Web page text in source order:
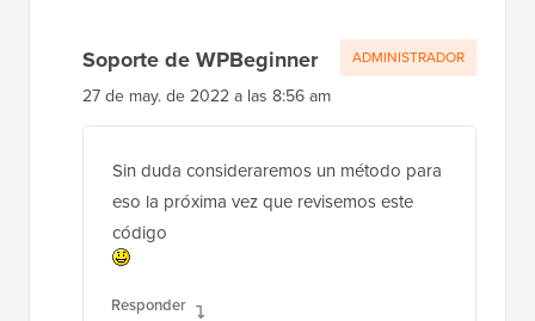
Soporte de WPBeginner
27 de may. de 2022 a las 8:56 am
Sin duda consideraremos un método para
eso la próxima vez que revisemos este
código
Responder
ADMINISTRADOR